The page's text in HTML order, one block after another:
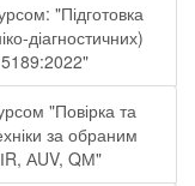
"Підготовка
діагностичних)
"Повірка та
за обраним
АUV, QМ"